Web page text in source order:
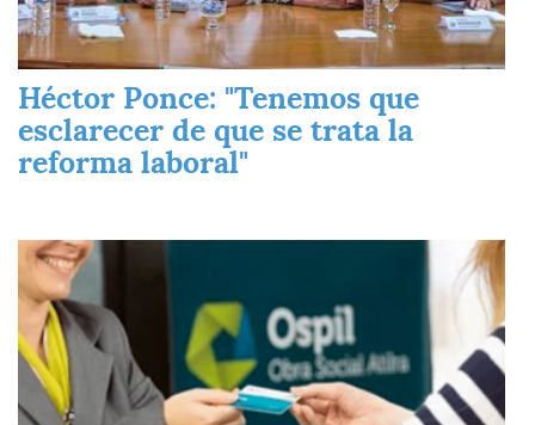
Héctor Ponce: "Tenemos que
esclarecer de que se trata la
reforma laboral"
Imagen